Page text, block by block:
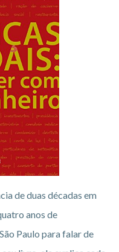
de duas décadas em
anos de
Paulo para falar de